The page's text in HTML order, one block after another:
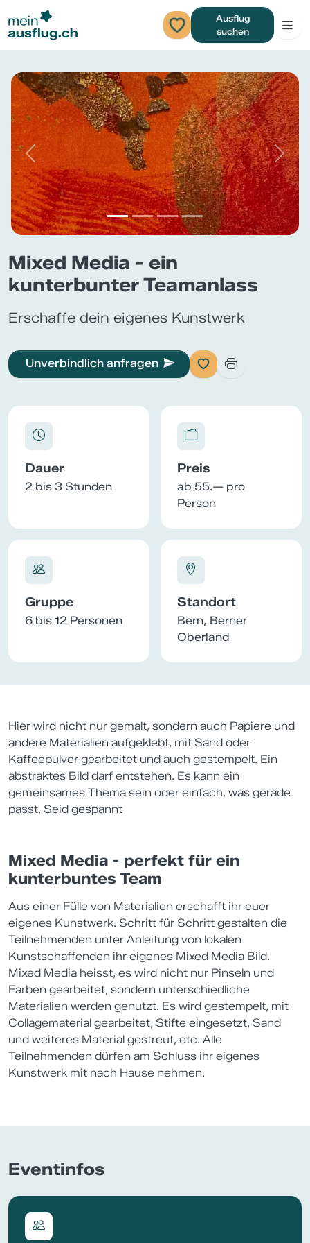
Ausflug
suchen
Previous Next
Mixed Media - ein
kunterbunter Teamanlass
Erschaffe dein eigenes Kunstwerk
Unverbindlich anfragen
Dauer
2 bis 3 Stunden
Preis
ab 55.— pro
Person
Gruppe
6 bis 12 Personen
Standort
Bern, Berner
Oberland
Hier wird nicht nur gemalt, sondern auch Papiere und
andere Materialien aufgeklebt, mit Sand oder
Kaffeepulver gearbeitet und auch gestempelt. Ein
abstraktes Bild darf entstehen. Es kann ein
gemeinsames Thema sein oder einfach, was gerade
passt. Seid gespannt
Mixed Media - perfekt für ein
kunterbuntes Team
Aus einer Fülle von Materialien erschafft ihr euer
eigenes Kunstwerk. Schritt für Schritt gestalten die
Teilnehmenden unter Anleitung von lokalen
Kunstschaffenden ihr eigenes Mixed Media Bild.
Mixed Media heisst, es wird nicht nur Pinseln und
Farben gearbeitet, sondern unterschiedliche
Materialien werden genutzt. Es wird gestempelt, mit
Collagematerial gearbeitet, Stifte eingesetzt, Sand
und weiteres Material gestreut, etc. Alle
Teilnehmenden dürfen am Schluss ihr eigenes
Kunstwerk mit nach Hause nehmen.
Eventinfos